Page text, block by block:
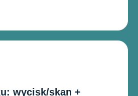
wycisk/skan +